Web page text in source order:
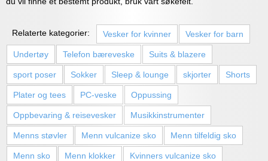
Relaterte kategorier: Vesker for kvinner Vesker for barn
Undertøy Telefon bæreveske Suits & blazere
sport poser Sokker Sleep & lounge skjorter Shorts
Plater og tees PC-veske Oppussing
Oppbevaring & reisevesker Musikkinstrumenter
Menns støvler Menn vulcanize sko Menn tilfeldig sko
Menn sko Menn klokker Kvinners vulcanize sko